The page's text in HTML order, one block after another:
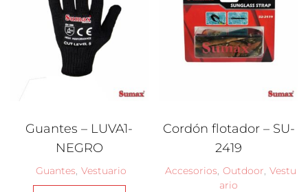
Guantes – LUVA1-
NEGRO
Guantes Vestuario
Cordón flotador – SU-
2419
Accesorios Outdoor Vestu
ario